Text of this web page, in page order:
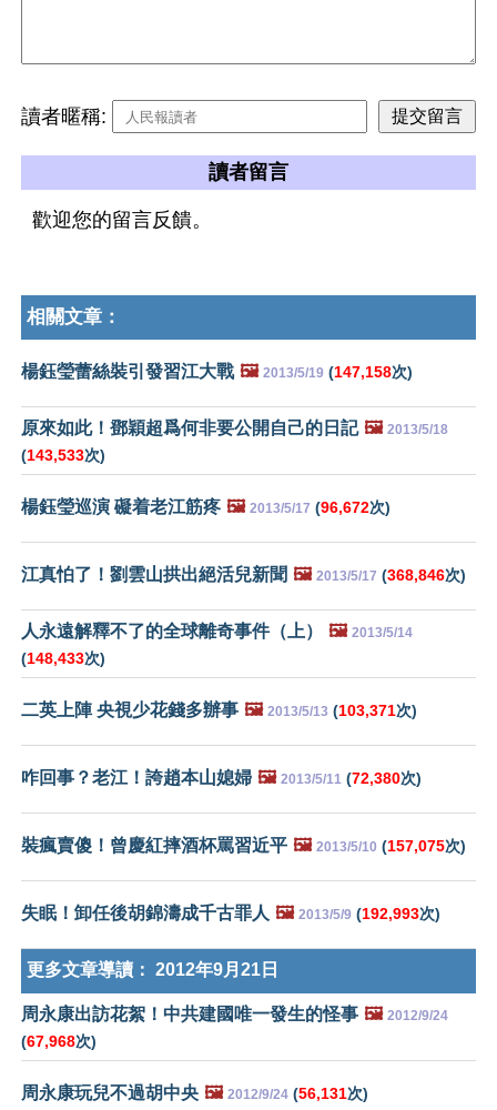
讀者暱稱:
讀者留言
歡迎您的留言反饋。
相關文章：
楊鈺瑩蕾絲裝引發習江大戰 🖼️ 2013/5/19 (147,158次)
原來如此！鄧穎超爲何非要公開自己的日記 🖼️ 2013/5/18
(143,533次)
楊鈺瑩巡演 礙着老江筋疼 🖼️ 2013/5/17 (96,672次)
江真怕了！劉雲山拱出絕活兒新聞 🖼️ 2013/5/17 (368,846次)
人永遠解釋不了的全球離奇事件（上） 🖼️ 2013/5/14
(148,433次)
二英上陣 央視少花錢多辦事 🖼️ 2013/5/13 (103,371次)
咋回事？老江！誇趙本山媳婦 🖼️ 2013/5/11 (72,380次)
裝瘋賣傻！曾慶紅摔酒杯罵習近平 🖼️ 2013/5/10 (157,075次)
失眠！卸任後胡錦濤成千古罪人 🖼️ 2013/5/9 (192,993次)
更多文章導讀： 2012年9月21日
周永康出訪花絮！中共建國唯一發生的怪事 🖼️ 2012/9/24
(67,968次)
周永康玩兒不過胡中央 🖼️ 2012/9/24 (56,131次)